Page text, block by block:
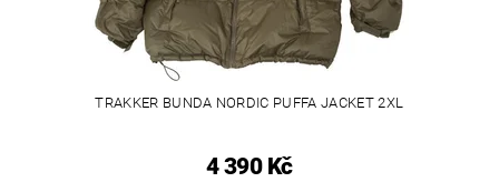
TRAKKER BUNDA NORDIC PUFFA JACKET 2XL
4 390 Kč